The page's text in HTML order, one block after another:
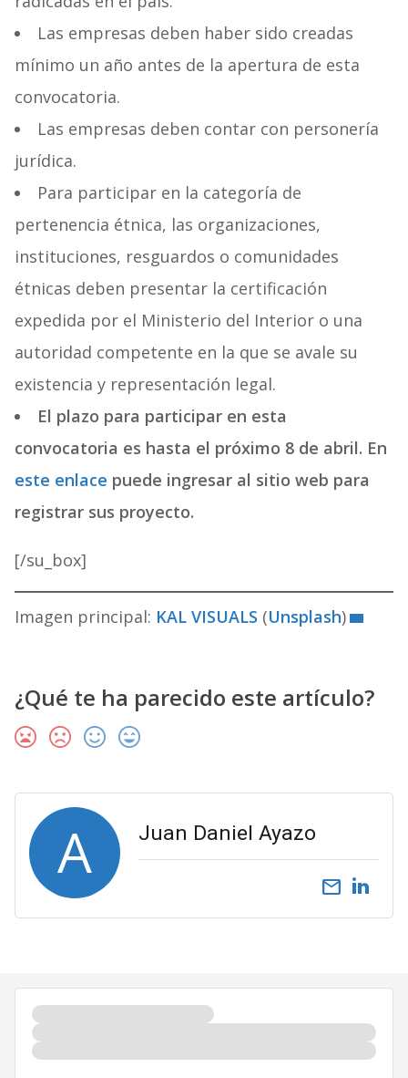
Las empresas deben haber sido creadas
mínimo un año antes de la apertura de esta
convocatoria.
Las empresas deben contar con personería
jurídica.
Para participar en la categoría de
pertenencia étnica, las organizaciones,
instituciones, resguardos o comunidades
étnicas deben presentar la certificación
expedida por el Ministerio del Interior o una
autoridad competente en la que se avale su
existencia y representación legal.
El plazo para participar en esta
convocatoria es hasta el próximo 8 de abril. En
este enlace puede ingresar al sitio web para
registrar sus proyecto.
[/su_box]
Imagen principal: KAL VISUALS (Unsplash)
¿Qué te ha parecido este artículo?
A Juan Daniel Ayazo
email